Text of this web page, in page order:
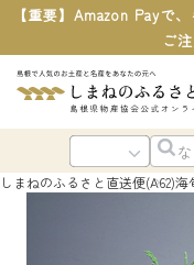
【重要】Amazon Payで
ご
しまねのふるさと直送便(A62)